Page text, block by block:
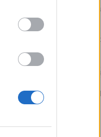
Partidul Patrioților
FAR (Coarnă)
România pe Primul
Altul
Arată